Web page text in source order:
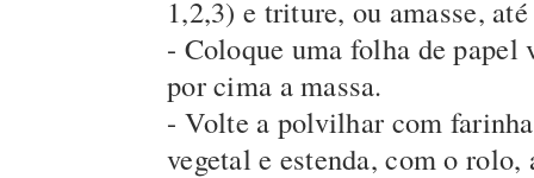
1,2,3) e triture, ou amasse,
- Coloque uma folha de
por cima a massa.
- Volte a polvilhar com
vegetal e estenda, com o